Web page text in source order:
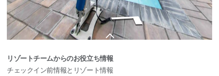
リゾートチームからのお役立ち情報
チェックイン前情報とリゾート情報